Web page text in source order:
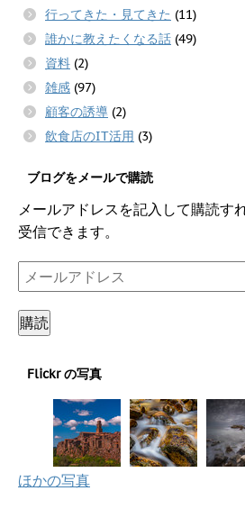
行ってきた・見てきた (11)
誰かに教えたくなる話 (49)
資料 (2)
雑感 (97)
顧客の誘導 (2)
飲食店のIT活用 (3)
ブログをメールで購読
メールアドレスを記入して購読す
受信できます。
メ
ー
ル
ア
レ
購読
Flickr の写真
ほかの写真